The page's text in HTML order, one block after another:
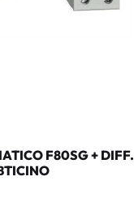
F80SG + DIFF.